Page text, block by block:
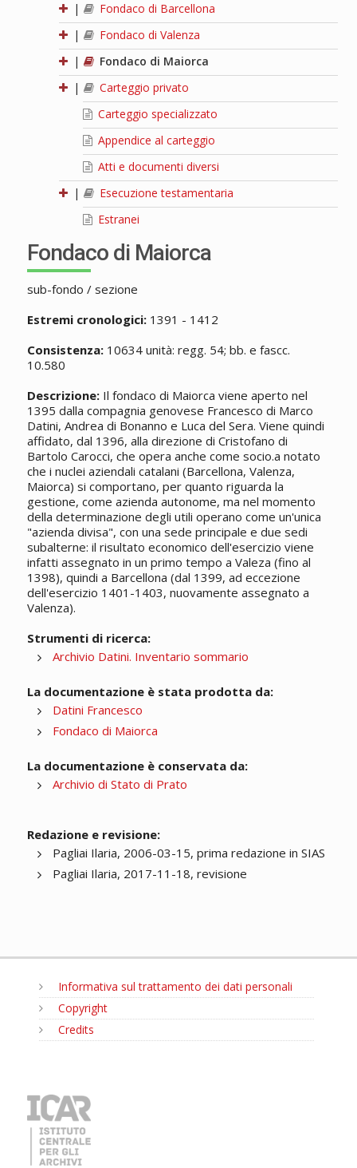
|
Fondaco di Barcellona
|
Fondaco di Valenza
|
Fondaco di Maiorca
|
Carteggio privato
Carteggio specializzato
Appendice al carteggio
Atti e documenti diversi
|
Esecuzione testamentaria
Estranei
Fondaco di Maiorca
sub-fondo / sezione
Estremi cronologici:1391 - 1412
Consistenza:10634 unità: regg. 54; bb. e fascc.
10.580
Descrizione:Il fondaco di Maiorca viene aperto nel
1395 dalla compagnia genovese Francesco di Marco
Datini, Andrea di Bonanno e Luca del Sera. Viene quindi
affidato, dal 1396, alla direzione di Cristofano di
Bartolo Carocci, che opera anche come socio.a notato
che i nuclei aziendali catalani (Barcellona, Valenza,
Maiorca) si comportano, per quanto riguarda la
gestione, come azienda autonome, ma nel momento
della determinazione degli utili operano come un'unica
"azienda divisa", con una sede principale e due sedi
subalterne: il risultato economico dell'esercizio viene
infatti assegnato in un primo tempo a Valeza (fino al
1398), quindi a Barcellona (dal 1399, ad eccezione
dell'esercizio 1401-1403, nuovamente assegnato a
Valenza).
Strumenti di ricerca:
Archivio Datini. Inventario sommario
La documentazione è stata prodotta da:
Datini Francesco
Fondaco di Maiorca
La documentazione è conservata da:
Archivio di Stato di Prato
Redazione e revisione:
Pagliai Ilaria, 2006-03-15, prima redazione in SIAS
Pagliai Ilaria, 2017-11-18, revisione
Informativa sul trattamento dei dati personali
Copyright
Credits